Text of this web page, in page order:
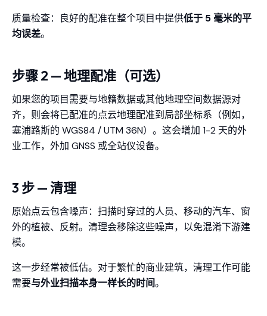
质量检查：良好的配准在整个项目中提供低于 5 毫米的平
均误差。
步骤 2 — 地理配准（可选）
如果您的项目需要与地籍数据或其他地理空间数据源对
齐，则会将已配准的点云地理配准到局部坐标系（例如，
塞浦路斯的 WGS84 / UTM 36N）。这会增加 1-2 天的外
业工作，外加 GNSS 或全站仪设备。
3 步 — 清理
原始点云包含噪声：扫描时穿过的人员、移动的汽车、窗
外的植被、反射。清理会移除这些噪声，以免混淆下游建
模。
这一步经常被低估。对于繁忙的商业建筑，清理工作可能
需要与外业扫描本身一样长的时间。